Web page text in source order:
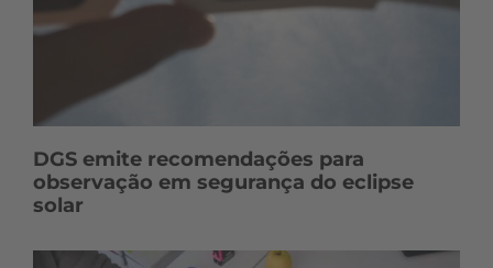
DGS emite recomendações para
observação em segurança do eclipse
solar